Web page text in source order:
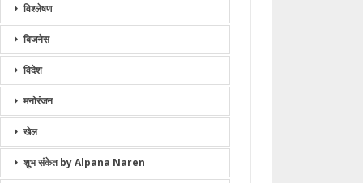
विश्लेषण
बिजनेस
विदेश
मनोरंजन
खेल
शुभ संकेत by Alpana Naren